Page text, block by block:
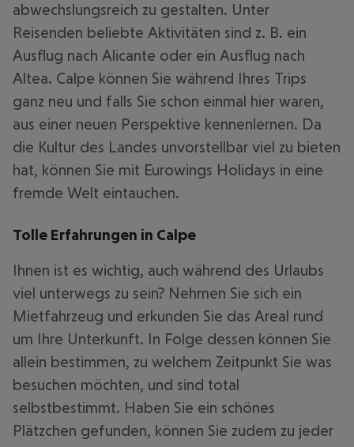
abwechslungsreich zu gestalten. Unter
Reisenden beliebte Aktivitäten sind z. B. ein
Ausflug nach Alicante oder ein Ausflug nach
Altea. Calpe können Sie während Ihres Trips
ganz neu und falls Sie schon einmal hier waren,
aus einer neuen Perspektive kennenlernen. Da
die Kultur des Landes unvorstellbar viel zu bieten
hat, können Sie mit Eurowings Holidays in eine
fremde Welt eintauchen.
Tolle Erfahrungen in Calpe
Ihnen ist es wichtig, auch während des Urlaubs
viel unterwegs zu sein? Nehmen Sie sich ein
Mietfahrzeug und erkunden Sie das Areal rund
um Ihre Unterkunft. In Folge dessen können Sie
allein bestimmen, zu welchem Zeitpunkt Sie was
besuchen möchten, und sind total
selbstbestimmt. Haben Sie ein schönes
Plätzchen gefunden, können Sie zudem zu jeder